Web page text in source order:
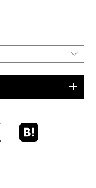
Hatena
Boo